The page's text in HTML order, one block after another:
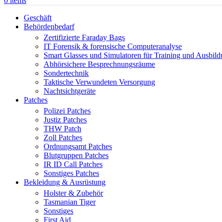
Geschäft
Behördenbedarf
Zertifizierte Faraday Bags
IT Forensik & forensische Computeranalyse
Smart Glasses und Simulatoren für Training und
Abhörsichere Besprechnungsräume
Sondertechnik
Taktische Verwundeten Versorgung
Nachtsichtgeräte
Patches
Polizei Patches
Justiz Patches
THW Patch
Zoll Patches
Ordnungsamt Patches
Blutgruppen Patches
IR ID Call Patches
Sonstiges Patches
Bekleidung & Ausrüstung
Holster & Zubehör
Tasmanian Tiger
Sonstiges
First Aid